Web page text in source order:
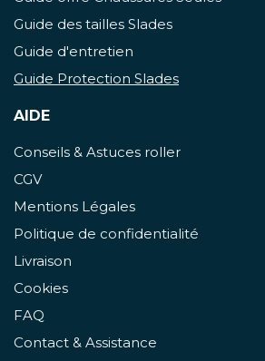
Guide des tailles Slades
Guide d'entretien
Guide Protection Slades
AIDE
Conseils & Astuces roller
CGV
Mentions Légales
Politique de confidentialité
Livraison
Cookies
FAQ
Contact & Assistance